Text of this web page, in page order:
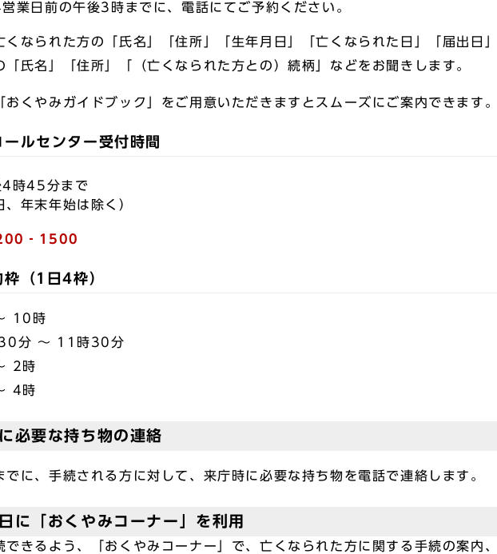
業日前の午後3時までに、電話にてご予約ください。
くなられた方の「氏名」「住所」「生年月日」「亡くなられた日」「届出日」
「氏名」「住所」「（亡くなられた方との）続柄」などをお聞きします。
くやみガイドブック」をご用意いただきますとスムーズにご案内できます。
ルセンター受付時間
4時45分まで
、年末年始は除く）
（1日4枠）
10時
分 ～ 11時30分
2時
4時
必要な持ち物の連絡
でに、手続される方に対して、来庁時に必要な持ち物を電話で連絡します。
に「おくやみコーナー」を利用
できるよう、「おくやみコーナー」で、亡くなられた方に関する手続の案内